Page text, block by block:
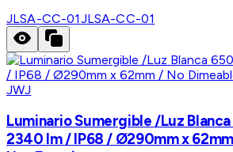
JLSA-CC-01JLSA-CC-01
JWJ
Luminario Sumergible /Luz
2340 lm / IP68 / Ø290mm x